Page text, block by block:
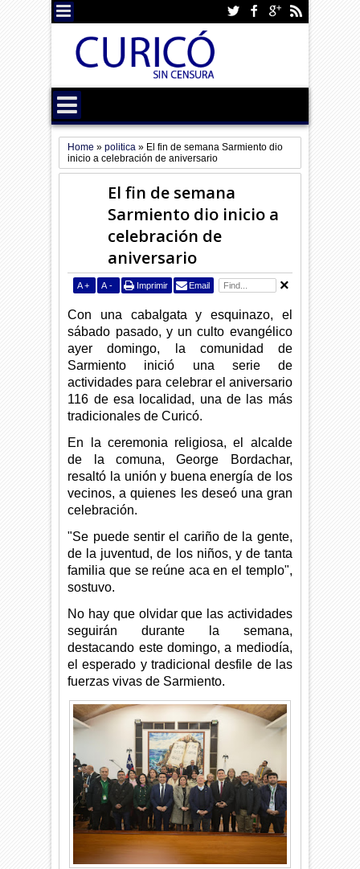
Home »politica » El fin de semana Sarmiento dio
inicio a celebración de aniversario
El fin de semana
Sarmiento dio inicio a
celebración de
aniversario
A + A - Imprimir Email
Con una cabalgata y esquinazo, el
sábado pasado, y un culto evangélico
ayer domingo, la comunidad de
Sarmiento inició una serie de
actividades para celebrar el aniversario
116 de esa localidad, una de las más
tradicionales de Curicó.
En la ceremonia religiosa, el alcalde
de la comuna, George Bordachar,
resaltó la unión y buena energía de los
vecinos, a quienes les deseó una gran
celebración.
"Se puede sentir el cariño de la gente,
de la juventud, de los niños, y de tanta
familia que se reúne aca en el templo",
sostuvo.
No hay que olvidar que las actividades
seguirán durante la semana,
destacando este domingo, a mediodía,
el esperado y tradicional desfile de las
fuerzas vivas de Sarmiento.